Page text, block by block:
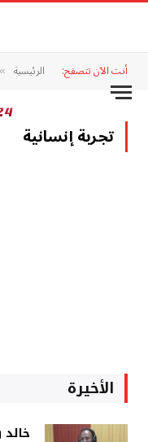
أنت الآن تتصفح: الرئيسية »
تجربة إنسانية
الأخيرة